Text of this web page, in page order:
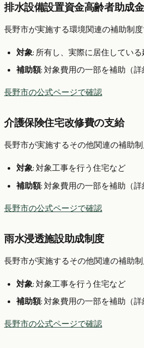
排水設備設置資金高齢者助成金
長野市が実施する環境関連の補助制度
対象: 所有し、実際に居住している
補助額: 対象費用の一部を補助（詳
長野市の公式ページで確認
介護保険住宅改修費の支給
長野市が実施するその他関連の補助制
対象: 対象工事を行う住宅など
補助額: 対象費用の一部を補助（詳
長野市の公式ページで確認
雨水浸透施設助成制度
長野市が実施するその他関連の補助制
対象: 対象工事を行う住宅など
補助額: 対象費用の一部を補助（詳
長野市の公式ページで確認